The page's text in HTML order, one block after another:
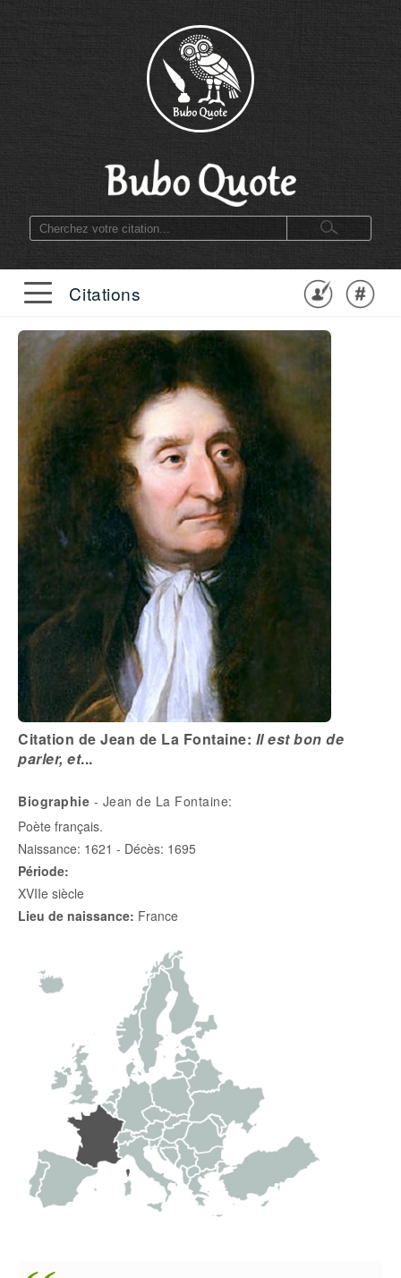
Citations
Citation de Jean de La Fontaine: Il est bon de
parler, et...
Biographie - Jean de La Fontaine:
Poète français.
Naissance: 1621 - Décès: 1695
Période:
XVIIe siècle
Lieu de naissance: France